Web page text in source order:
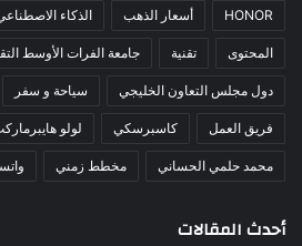
HONOR أسعار الذهب الذكاء
المحتوى تقنية جامعة الفرات الأوسط
دول مجلس التعاون الخليجي سياحة و سفر
فريق العمل كاسبرسكي لولو
محمد حلمي الحساني مخطط زمني
أحدث المقالات